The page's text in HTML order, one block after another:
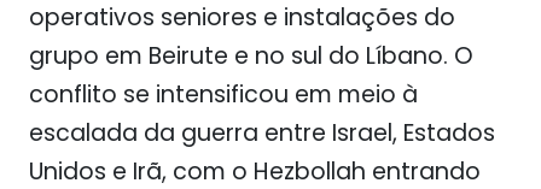
operativos seniores e instalações do
grupo em Beirute e no sul do Líbano. O
conflito se intensificou em meio à
escalada da guerra entre Israel, Estados
Unidos e Irã, com o Hezbollah entrando